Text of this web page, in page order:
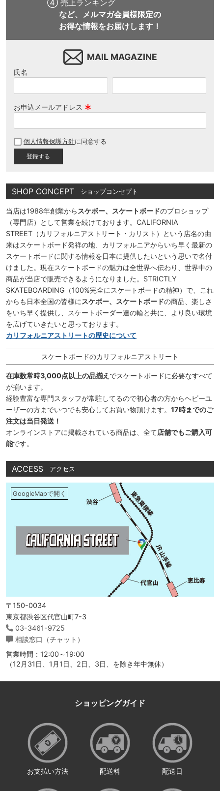
④ 売上ランキング
など、メルマガ会員様限定の
お得な情報をお届けします！
MAIL MAGAZINE
氏名
お申込メールアドレス
須
個人情報保護方針に同意する
SHOP CONCEPT ショップコンセプト
当店は1988年創業から スケボー、スケートボードのプロショップ
（専門店）として営業を続けております。CALIFORNIA
STREET（カリフォルニアストリート・カリスト）という店名の由
来はスケートボード発祥の地、カリフォルニアからいち早く最新の
スケートボードに関する情報を日本に提供したいという思いで名付
けました。現在スケートボードの魅力は全世界へ伝わり、世界中の
商品が当店で販売できるようになりました。STRICTLY
SKATEBOARDING（100%完全にスケートボードの精神）で、これ
からも日本全国の皆様に スケボー、スケートボードの商品、楽しさ
をいち早く提供し、スケートボーダー達の輪と共に、より良い環境
を広げていきたいと思っております。
カリフォルニアストリートの歴史について
スケートボードのカリフォルニアストリート
在庫数常時3,000点以上の品揃え でスケートボードに必要なすべて
が揃います。
経験豊富な専門スタッフが常駐してるので初心者の方からヘビーユ
ーザーの方までいつでも安心してお買い物頂けます。 17時までのご
注文は当日発送！
オンラインストアに掲載されている商品は、全て店舗でもご購入可
能です。
ACCESS アクセス
GoogleMapで開く
〒150-0034
東京都渋谷区代官山町7-3
03-3461-9725
相談窓口（チャット）
営業時間：12:00～19:00
（12月31日、1月1日、2日、3日、を除き年中無休）
ショッピングガイド
お支払い方法 配送料 配送日
シェイプデッキ